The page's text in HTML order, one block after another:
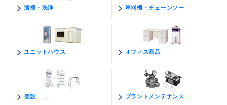
清掃・洗浄 草刈機・チェーンソー
ユニットハウス オフィス商品
仮設 プラントメンテナンス